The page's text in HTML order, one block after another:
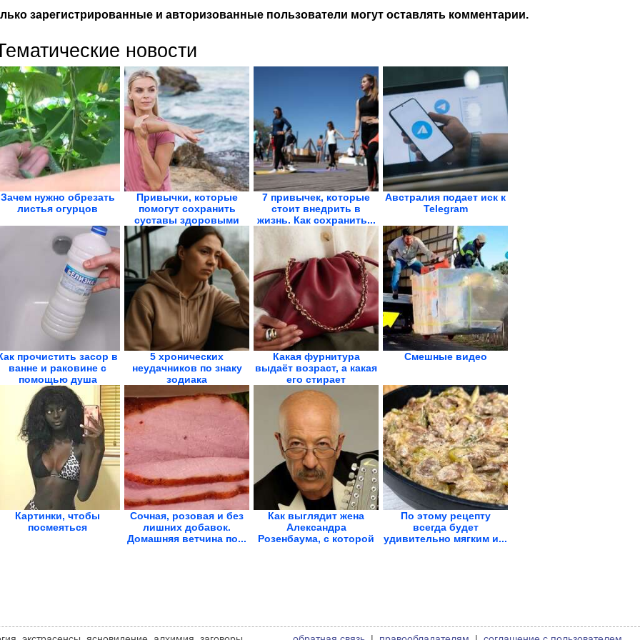
зарегистрированные и авторизованные пользователи могут оставлять комментарии.
новости
Зачем нужно обрезать
листья огурцов
Привычки, которые
помогут сохранить
суставы здоровыми
на...
7 привычек, которые
стоит внедрить в
жизнь. Как сохранить...
Австралия подает иск к
Telegram
прочистить засор в
ванне и раковине с
помощью душа
5 хронических
неудачников по знаку
зодиака
Какая фурнитура
выдаёт возраст, а какая
его стирает
Смешные видео
Картинки, чтобы
посмеяться
Сочная, розовая и без
лишних добавок.
Домашняя ветчина по...
Как выглядит жена
Александра
Розенбаума, с которой
По этому рецепту
всегда будет
удивительно мягким и...